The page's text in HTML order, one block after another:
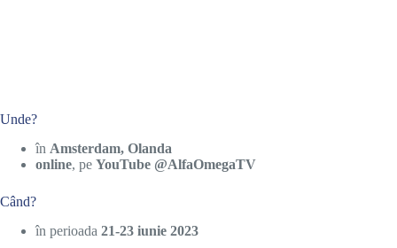
Unde?
în Amsterdam, Olanda
online, pe YouTube @AlfaOmegaTV
Când?
în perioada 21-23 iunie 2023